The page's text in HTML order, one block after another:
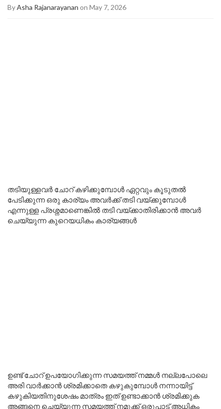
ByAsha Rajanarayanan on May 7, 2026
തടിയുള്ളവർ ചോറ് കഴിക്കുമ്പോൾ ഏറ്റവും കൂടുതൽ
പേടിക്കുന്ന ഒരു കാര്യം അവർക്ക് തടി വയ്ക്കുമ്പോൾ
എന്നുള്ള പ്രശ്നമാണെങ്കിൽ തടി വയ്ക്കാതിരിക്കാൻ അവർ
ചെയ്യുന്ന കുറെയധികം കാര്യങ്ങൾ
ഉണ്ട് ചോറ് ഉപയോഗിക്കുന്ന സമയത്ത് നമ്മൾ നല്ലപോലെ
അരി വാർക്കാൻ ശ്രമിക്കാതെ കഴുകുമ്പോൾ നന്നായിട്ട്
കഴുകിയതിനുശേഷം മാത്രം ഇത് ഉണ്ടാക്കാൻ ശ്രമിക്കുക
അങ്ങനെ ചെയ്യുന്ന സമയത്ത് നമുക്ക് ഒരുപാട് അധികം